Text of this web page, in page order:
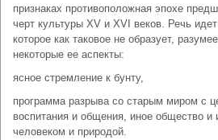
признаках противоположная эпохе
черт культуры XV и XVI веков. Речь
которое как таковое не образует,
некоторые ее аспекты:
ясное стремление к бунту,
программа разрыва со старым миром с
воспитания и общения, иное общество
человеком и природой.